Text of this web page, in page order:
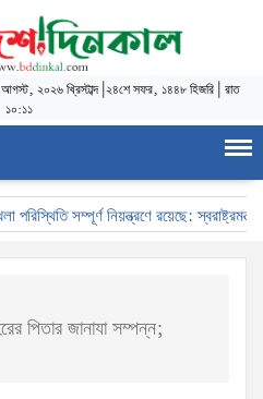
২০২৬ খ্রিস্টাব্দ| ২৪শে সফর, ১৪৪৮ হিজরি| রাত
১০:১১
সম্পূর্ণ নিয়ন্ত্রণে রয়েছে: স্বরাষ্ট্রমন্ত্রী
পিতার জানাযা সম্পন্ন;